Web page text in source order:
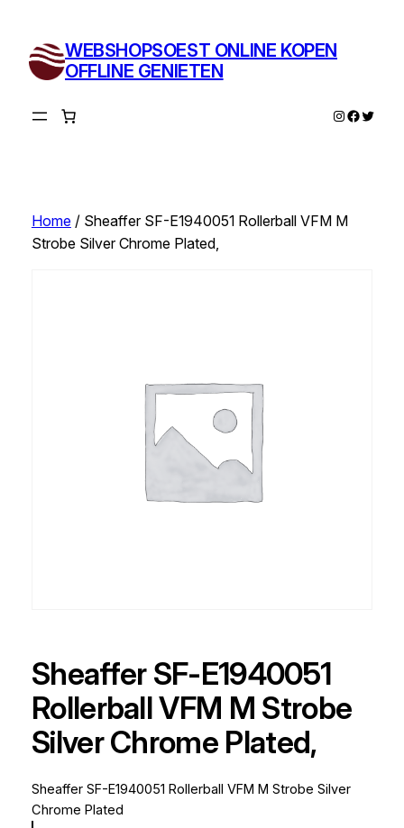
inhoud
WEBSHOPSOEST ONLINE KOPEN
OFFLINE GENIETEN
Instagram
Twitter
Home/ Sheaffer SF-E1940051 Rollerball VFM M
Strobe Silver Chrome Plated,
Sheaffer SF-E1940051
Rollerball VFM M Strobe
Silver Chrome Plated,
Sheaffer SF-E1940051 Rollerball VFM M Strobe Silver
Chrome Plated